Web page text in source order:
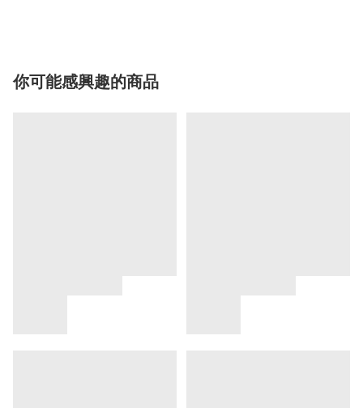
你可能感興趣的商品